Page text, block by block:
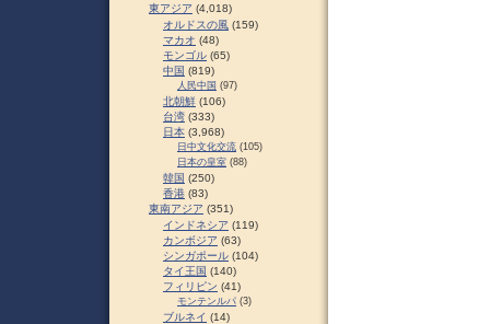
東アジア (4,018)
オルドスの風 (159)
マカオ (48)
モンゴル (65)
中国 (819)
人民中国 (97)
北朝鮮 (106)
台湾 (333)
日本 (3,968)
日中文化交流 (105)
日本の皇室 (88)
韓国 (250)
香港 (83)
東南アジア (351)
インドネシア (119)
カンボジア (63)
シンガポール (104)
タイ王国 (140)
フィリピン (41)
モンテンルパ (3)
ブルネイ (14)